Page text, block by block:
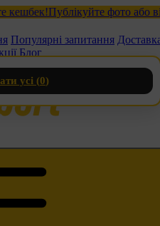
Публікуйте фото або відео
Популярні запитання
Блог
усі (0)